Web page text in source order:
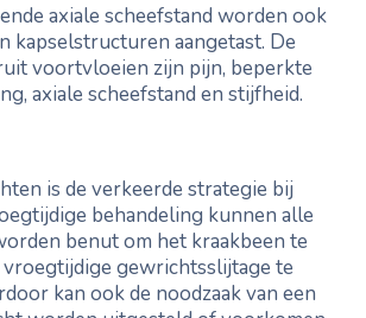
axiale scheefstand worden ook
kapselstructuren aangetast. De
voortvloeien zijn pijn, beperkte
axiale scheefstand en stijfheid.
is de verkeerde strategie bij
behandeling kunnen alle
benut om het kraakbeen te
gewrichtsslijtage te
kan ook de noodzaak van een